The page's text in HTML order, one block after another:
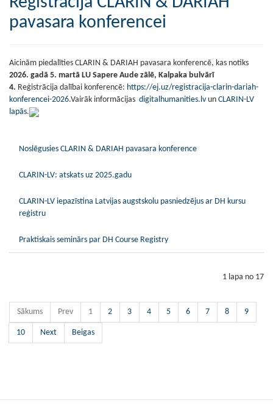
pavasara konferencei
Aicinām piedalīties CLARIN & DARIAH pavasara konferencē, kas notiks
2026. gadā 5. martā LU Sapere Aude zālē, Kalpaka bulvārī
4. Reģistrācija dalībai konferencē: https://ej.uz/registracija-clarin-dariah-
konferencei-2026.Vairāk informācijas digitalhumanities.lv un CLARIN-LV
lapās.
Noslēgusies CLARIN & DARIAH pavasara konference
CLARIN-LV: atskats uz 2025.gadu
CLARIN-LV iepazīstina Latvijas augstskolu pasniedzējus ar DH kursu
reģistru
Praktiskais seminārs par DH Course Registry
1 lapa no 17
Sākums Prev 1 2 3 4 5 6 7 8 9
10 Next Beigas